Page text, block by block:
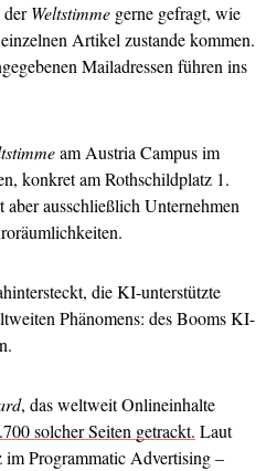
derWeltstimme gerne gefragt, wie
Artikel zustande kommen.
Mailadressen führen ins
am Austria Campus im
konkret am Rothschildplatz 1.
aber ausschließlich Unternehmen
die KI-unterstützte
Phänomens: des Booms KI-
, das weltweit Onlineinhalte
solcher Seiten getrackt. Laut
Programmatic Advertising –